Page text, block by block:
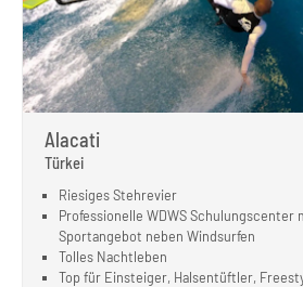
Alacati
Türkei
Riesiges Stehrevier
Professionelle WDWS Schulungscenter
Sportangebot neben Windsurfen
Tolles Nachtleben
Top für Einsteiger, Halsentüftler,